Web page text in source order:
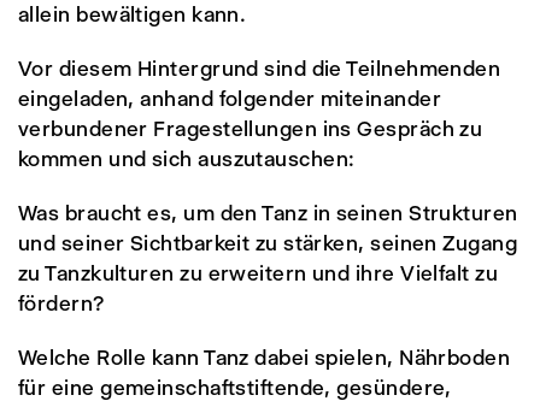
allein bewältigen kann.
Vor diesem Hintergrund sind die Teilnehmenden
eingeladen, anhand folgender miteinander
verbundener Fragestellungen ins Gespräch zu
kommen und sich auszutauschen:
Was braucht es, um den Tanz in seinen Strukturen
und seiner Sichtbarkeit zu stärken, seinen Zugang
zu Tanzkulturen zu erweitern und ihre Vielfalt zu
fördern?
Welche Rolle kann Tanz dabei spielen, Nährboden
für eine gemeinschaftstiftende, gesündere,